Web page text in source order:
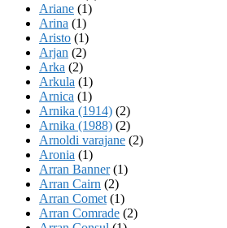
Ariane (1)
Arina (1)
Aristo (1)
Arjan (2)
Arka (2)
Arkula (1)
Arnica (1)
Arnika (1914) (2)
Arnika (1988) (2)
Arnoldi varajane (2)
Aronia (1)
Arran Banner(1)
Arran Cairn (2)
Arran Comet (1)
Arran Comrade (2)